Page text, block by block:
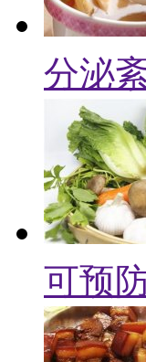
分泌
可预